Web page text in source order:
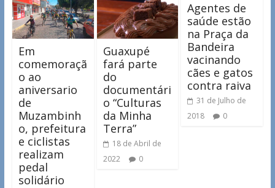
Em
comemoraçã
o ao
aniversario
de
Muzambinh
o, prefeitura
e ciclistas
realizam
pedal
solidário
Guaxupé
fará parte
do
documentári
o “Culturas
da Minha
Terra”
18 de Abril de
2022
0
Agentes de
saúde estão
na Praça da
Bandeira
vacinando
cães e gatos
contra raiva
31 de Julho de
2018
0